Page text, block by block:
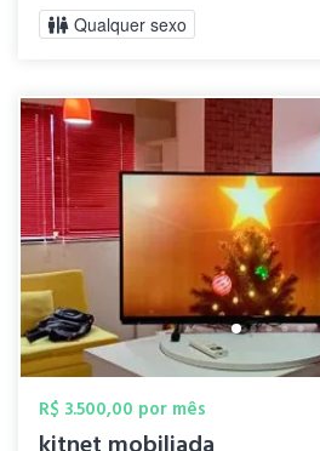
Qualquer sexo
R$ 3.500,00 por mês